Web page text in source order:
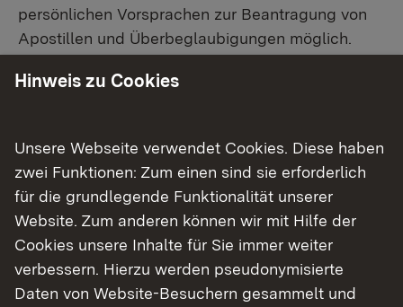
persönlichen Vorsprachen zur Beantragung von
Apostillen und Überbeglaubigungen möglich.
Die Beglaubigung von Urkunden kann derzeit nur
Das Formular zur Beantragung von Apostillen und
weitere Informationen finden Sie hier:Apostillen
Zurück
Hinweis zu Cookies
Unsere Webseite verwendet Cookies. Diese haben
zwei Funktionen: Zum einen sind sie erforderlich
für die grundlegende Funktionalität unserer
Website. Zum anderen können wir mit Hilfe der
Cookies unsere Inhalte für Sie immer weiter
verbessern. Hierzu werden pseudonymisierte
Daten von Website-Besuchern gesammelt und